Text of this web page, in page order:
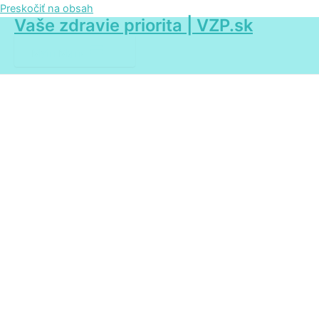
Preskočiť na obsah
Vaše zdravie priorita | VZP.sk